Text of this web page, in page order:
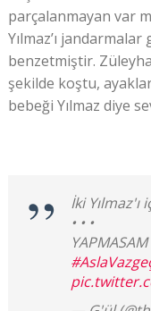
parçalanmayan var
Yılmaz’ı
benzetmiştir. Züleyha
şekilde koştu,
bebeği Yılmaz diye
İki Yılmaz'ı
• • •